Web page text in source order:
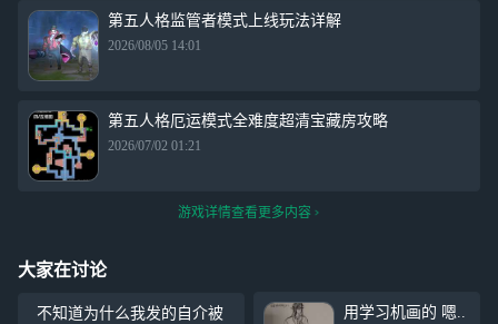
第五人格监管者模式上线玩法详解
2026/08/05 14:01
第五人格厄运模式全难度超清宝藏房攻略
2026/07/02 01:21
游戏详情查看更多内容
大家在讨论
不知道为什么我发的自介被
用学习机画的 嗯..